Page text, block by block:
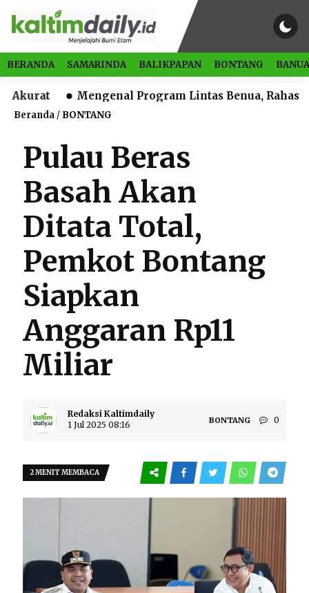
BERANDA SAMARINDA BALIKPAPAN BONTANG
Mengenal Program Lintas Benua, Rahasia Melek
Beranda / BONTANG
Pulau Beras
Basah Akan
Ditata Total,
Pemkot Bontang
Siapkan
Anggaran Rp11
Miliar
Redaksi Kaltimdaily
1 Jul 2025 08:16
BONTANG 0
2 MENIT MEMBACA